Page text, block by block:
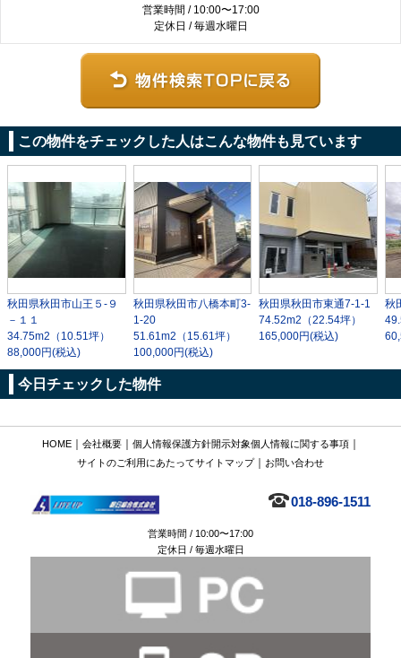
営業時間 / 10:00〜17:00
定休日 / 毎週水曜日
この物件をチェックした人はこんな物件も見ています
秋田県秋田市山王５-９
－１１
34.75m2 （10.51坪）
88,000円(税込)
秋田県秋田市八橋本町3-
1-20
51.61m2 （15.61坪）
100,000円(税込)
秋田県秋田市東通7-1-1
74.52m2 （22.54坪）
165,000円(税込)
秋
今日チェックした物件
HOME｜ 会社概要｜ 個人情報保護方針開示対象個人情報に関する事項｜
サイトのご利用にあたってサイトマップ｜ お問い合わせ
018-896-1511
営業時間 / 10:00〜17:00
定休日 / 毎週水曜日